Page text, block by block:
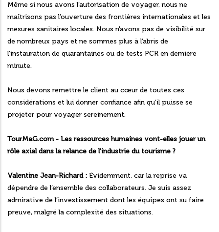
Même si nous avons l’autorisation de voyager, nous ne
maîtrisons pas l’ouverture des frontières internationales et les
mesures sanitaires locales. Nous n'avons pas de visibilité sur
de nombreux pays et ne sommes plus à l’abris de
l’instauration de quarantaines ou de tests PCR en dernière
minute.
Nous devons remettre le client au cœur de toutes ces
considérations et lui donner confiance afin qu’il puisse se
projeter pour voyager sereinement.
TourMaG.com - Les ressources humaines vont-elles jouer un
rôle axial dans la relance de l'industrie du tourisme ?
Valentine Jean-Richard : Évidemment, car la reprise va
dépendre de l’ensemble des collaborateurs. Je suis assez
admirative de l’investissement dont les équipes ont su faire
preuve, malgré la complexité des situations.